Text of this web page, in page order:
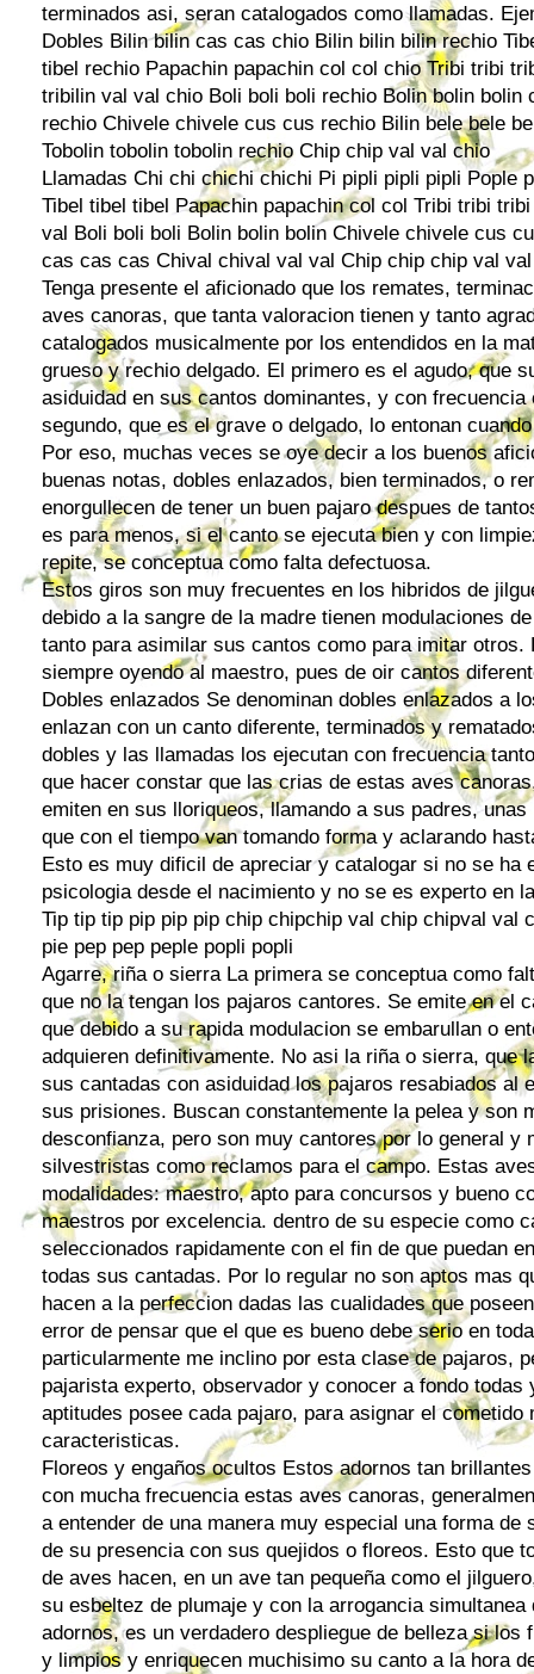
terminados asi, seran catalogados como llamadas.
Dobles Bilin bilin cas cas chio Bilin bilin bilin rechio
tibel rechio Papachin papachin col col chio Tribi tribi
tribilin val val chio Boli boli boli rechio Bolin bolin bolin
rechio Chivele chivele cus cus rechio Bilin bele bele
Tobolin tobolin tobolin rechio Chip chip val val chio
Llamadas Chi chi chichi chichi Pi pipli pipli pipli Pople
Tibel tibel tibel Papachin papachin col col Tribi tribi
val Boli boli boli Bolin bolin bolin Chivele chivele cus
cas cas cas Chival chival val val Chip chip chip val val
Tenga presente el aficionado que los remates,
aves canoras, que tanta valoracion tienen y tanto
catalogados musicalmente por los entendidos en la
grueso y rechio delgado. El primero es el agudo, que
asiduidad en sus cantos dominantes, y con
segundo, que es el grave o delgado, lo entonan
Por eso, muchas veces se oye decir a los buenos
buenas notas, dobles enlazados, bien terminados, o
enorgullecen de tener un buen pajaro despues de
es para menos, si el canto se ejecuta bien y con
repite, se conceptua como falta defectuosa.
Estos giros son muy frecuentes en los hibridos de
debido a la sangre de la madre tienen modulaciones
tanto para asimilar sus cantos como para imitar otros.
siempre oyendo al maestro, pues de oir cantos
Dobles enlazados Se denominan dobles enlazados a
enlazan con un canto diferente, terminados y
dobles y las llamadas los ejecutan con frecuencia
que hacer constar que las crias de estas aves
emiten en sus lloriqueos, llamando a sus padres,
que con el tiempo van tomando forma y aclarando
Esto es muy dificil de apreciar y catalogar si no se ha
psicologia desde el nacimiento y no se es experto en
Tip tip tip pip pip pip chip chipchip val chip chipval val
pie pep pep peple popli popli
Agarre, riña o sierra La primera se conceptua como
que no la tengan los pajaros cantores. Se emite en el
que debido a su rapida modulacion se embarullan o
adquieren definitivamente. No asi la riña o sierra, que
sus cantadas con asiduidad los pajaros resabiados al
sus prisiones. Buscan constantemente la pelea y son
desconfianza, pero son muy cantores por lo general y
silvestristas como reclamos para el campo. Estas
modalidades: maestro, apto para concursos y bueno
maestros por excelencia. dentro de su especie como
seleccionados rapidamente con el fin de que puedan
todas sus cantadas. Por lo regular no son aptos mas
hacen a la perfeccion dadas las cualidades que
error de pensar que el que es bueno debe serio en
particularmente me inclino por esta clase depajaros,
pajarista experto, observador y conocer a fondo todas
aptitudes posee cada pajaro, para asignar el cometido
caracteristicas.
Floreos y engaños ocultos Estos adornos tan
con mucha frecuencia estas aves canoras,
a entender de una manera muy especial una forma de
de su presencia con sus quejidos o floreos. Esto que
de aves hacen, en un ave tan pequeña como el jilguero
su esbeltez de plumaje y con la arrogancia
adornos, es un verdadero despliegue de belleza si los
y limpios y enriquecen muchisimo su canto a la hora